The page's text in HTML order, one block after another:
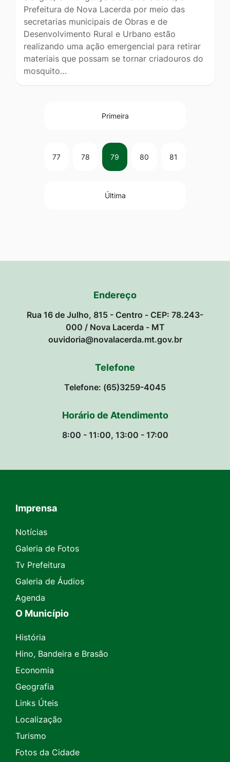
Prefeitura de Nova Lacerda por meio das
secretarias municipais de Obras e de
Desenvolvimento Rural e Urbano estão
realizando uma ação emergencial para retirar
materiais que possam se tornar criadouros do
mosquito…
Primeira
77 78 79 80 81
Última
Endereço
Rua 16 de Julho, 815 - Centro - CEP: 78.243-
000 / Nova Lacerda - MT
ouvidoria@novalacerda.mt.gov.br
Telefone
Telefone: (65)3259-4045
Horário de Atendimento
8:00 - 11:00, 13:00 - 17:00
Seção do Rodapé e Contato
Imprensa
Notícias
Galeria de Fotos
Tv Prefeitura
Galeria de Áudios
Agenda
O Município
História
Hino, Bandeira e Brasão
Economia
Geografia
Links Úteis
Localização
Turismo
Fotos da Cidade